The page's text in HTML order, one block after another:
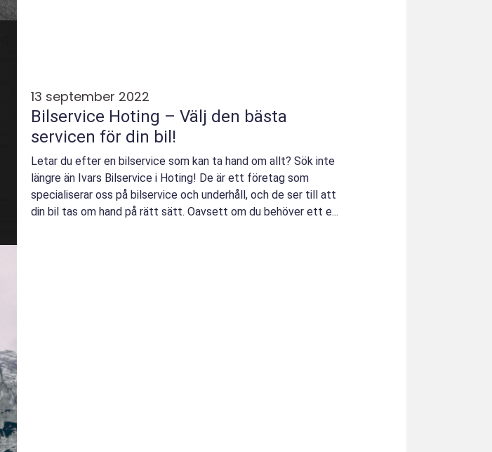
13 september 2022
Bilservice Hoting – Välj den bästa
servicen för din bil!
Letar du efter en bilservice som kan ta hand om allt? Sök inte
längre än Ivars Bilservice i Hoting! De är ett företag som
specialiserar oss på bilservice och underhåll, och de ser till att
din bil tas om hand på rätt sätt. Oavsett om du behöver ett e...